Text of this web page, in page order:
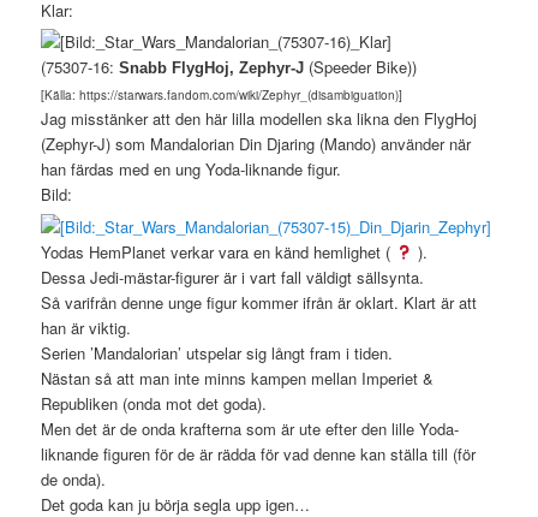
Klar:
(75307-16:Snabb FlygHoj, Zephyr-J (Speeder Bike))
[Källa: https://starwars.fandom.com/wiki/Zephyr_(disambiguation)]
Jag misstänker att den här lilla modellen ska likna den FlygHoj
(Zephyr-J) som Mandalorian Din Djaring (Mando) använder när
han färdas med en ung Yoda-liknande figur.
Bild:
Yodas HemPlanet verkar vara en känd hemlighet (
).
Dessa Jedi-mästar-figurer är i vart fall väldigt sällsynta.
Så varifrån denne unge figur kommer ifrån är oklart. Klart är att
han är viktig.
Serien ’Mandalorian’ utspelar sig långt fram i tiden.
Nästan så att man inte minns kampen mellan Imperiet &
Republiken (onda mot det goda).
Men det är de onda krafterna som är ute efter den lille Yoda-
liknande figuren för de är rädda för vad denne kan ställa till (för
de onda).
Det goda kan ju börja segla upp igen…